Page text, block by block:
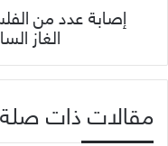
إصابة عدد من
الغاز
مقالات ذات صلة